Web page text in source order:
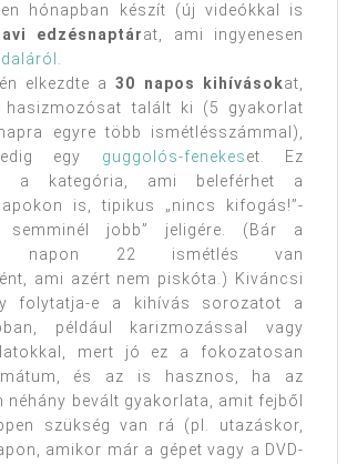
hónapban készít (új videókkal is
edzésnaptárat, ami ingyenesen
.
elkezdte a30 napos kihívásokat,
hasizmozósat talált ki (5 gyakorlat
egyre több ismétlésszámmal),
egy guggolós-fenekeset. Ez
a kategória, ami beleférhet a
is, tipikus „nincs kifogás!”-
semminél jobb” jeligére. (Bár a
napon 22 ismétlés van
ami azért nem piskóta.) Kiváncsi
folytatja-e a kihívás sorozatot a
például karizmozással vagy
mert jó ez a fokozatosan
és az is hasznos, ha az
néhány bevált gyakorlata, amit fejből
szükség van rá (pl. utazáskor,
amikor már a gépet vagy a DVD-